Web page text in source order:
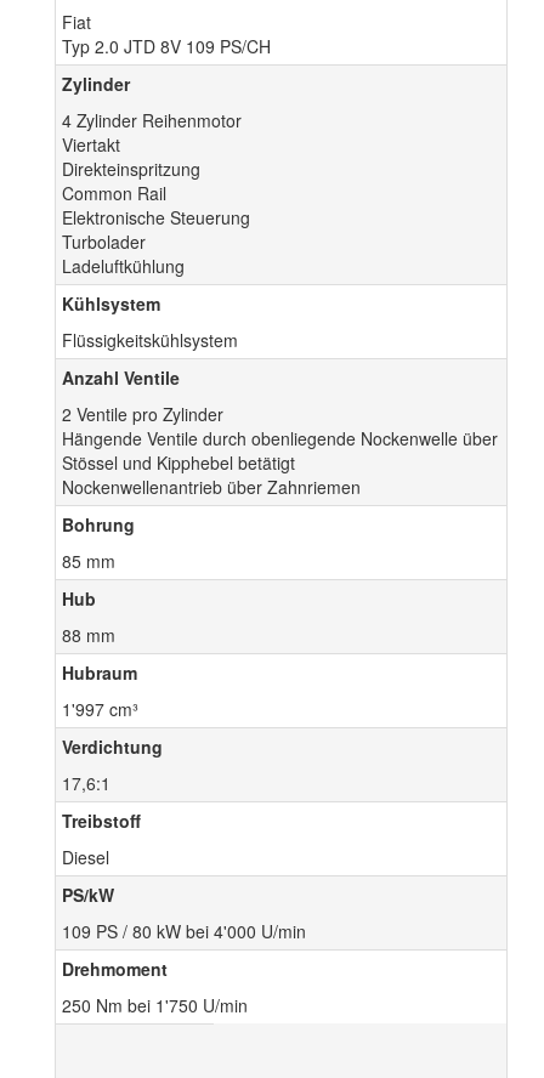
Fiat
Typ 2.0 JTD 8V 109 PS/CH
Zylinder
4 Zylinder Reihenmotor
Viertakt
Direkteinspritzung
Common Rail
Elektronische Steuerung
Turbolader
Ladeluftkühlung
Kühlsystem
Flüssigkeitskühlsystem
Anzahl Ventile
2 Ventile pro Zylinder
Hängende Ventile durch obenliegende Nockenwelle über
Stössel und Kipphebel betätigt
Nockenwellenantrieb über Zahnriemen
Bohrung
85 mm
Hub
88 mm
Hubraum
1'997 cm³
Verdichtung
17,6:1
Treibstoff
Diesel
PS/kW
109 PS / 80 kW bei 4'000 U/min
Drehmoment
250 Nm bei 1'750 U/min